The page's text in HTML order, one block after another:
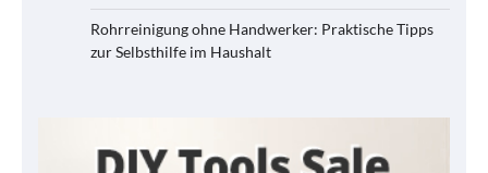
Rohrreinigung ohne Handwerker: Praktische Tipps
zur Selbsthilfe im Haushalt